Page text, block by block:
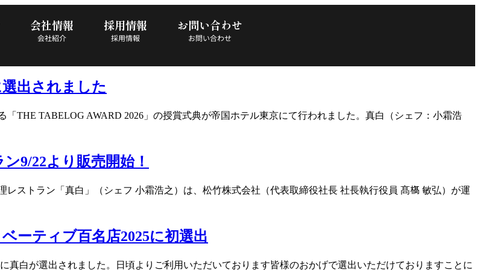
会社情報
会社紹介
採用情報
採用情報
お問い合わせ
お問い合わせ
出されました
THE TABELOG AWARD 2026」の授賞式典が帝国ホテル東京にて行われました。真白（シェフ：小霜浩
9/22より販売開始！
ストラン「真白」（シェフ 小霜浩之）は、松竹株式会社（代表取締役社長 社長執行役員 髙𣘺 敏弘）が運
ーティブ百名店2025に初選出
真白が選出されました。日頃よりご利用いただいております皆様のおかげで選出いただけておりますことに